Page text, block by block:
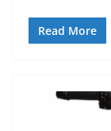
Read More